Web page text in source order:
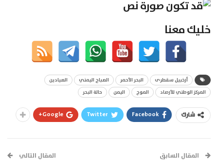
خليك معنا
أرخبيل سقطرى البحر الأحمر الصباح اليمني
الصيادين
المركز الوطني للأرصاد
الموج اليمن حالة البحر
شارك Facebook
Twitter
Google+
المقال السابق المقال التالي